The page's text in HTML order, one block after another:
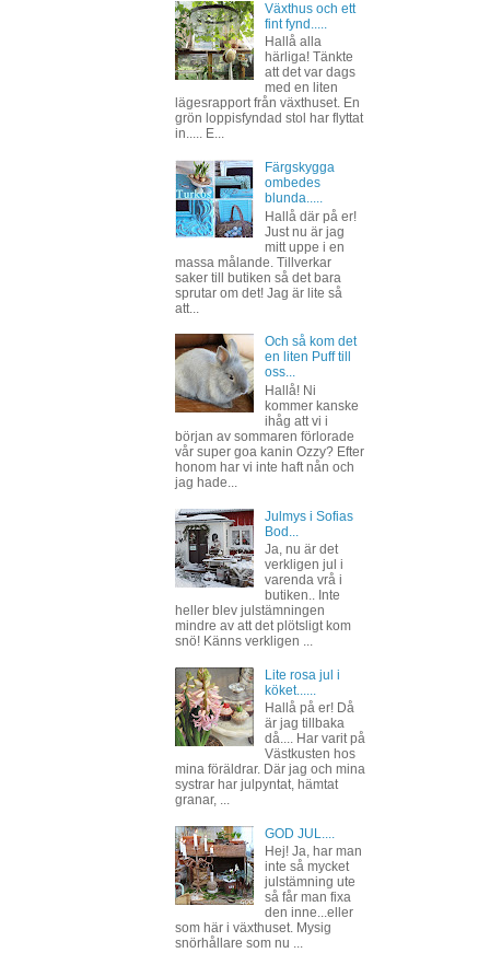
Växthus och ett
fint fynd.....
Hallå alla
härliga! Tänkte
att det var dags
med en liten
lägesrapport från växthuset. En
grön loppisfyndad stol har flyttat
in..... E...
Färgskygga
ombedes
blunda.....
Hallå där på er!
Just nu är jag
mitt uppe i en
massa målande. Tillverkar
saker till butiken så det bara
sprutar om det! Jag är lite så
att...
Och så kom det
en liten Puff till
oss...
Hallå! Ni
kommer kanske
ihåg att vi i
början av sommaren förlorade
vår super goa kanin Ozzy? Efter
honom har vi inte haft nån och
jag hade...
Julmys i Sofias
Bod...
Ja, nu är det
verkligen jul i
varenda vrå i
butiken.. Inte
heller blev julstämningen
mindre av att det plötsligt kom
snö! Känns verkligen ...
Lite rosa jul i
köket......
Hallå på er! Då
är jag tillbaka
då.... Har varit på
Västkusten hos
mina föräldrar. Där jag och mina
systrar har julpyntat, hämtat
granar, ...
GOD JUL....
Hej! Ja, har man
inte så mycket
julstämning ute
så får man fixa
den inne...eller
som här i växthuset. Mysig
snörhållare som nu ...